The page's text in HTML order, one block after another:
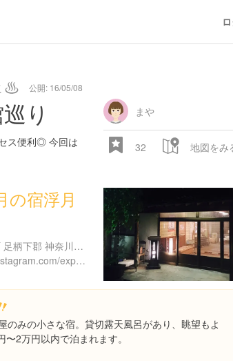
公開: 16/05/08
り
ス便利◎ 今回は
まや
32 地図をみ
の宿浮月
宮上 湯河原町 足柄下郡 神奈川県 日本
https://www.instagram.com/explore/locations/1722542234628846
のみの小さな宿。貸切露天風呂があり、眺望もよ
〜2万円以内で泊まれます。